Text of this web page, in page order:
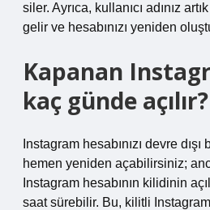
siler. Ayrıca, kullanıcı adınız
gelir ve hesabınızı yeniden
Kapanan
kaç günde açılır?
Instagram hesabınızı devre dışı
hemen yeniden açabilirsiniz;
Instagram hesabının kilidinin
saat sürebilir. Bu, kilitli